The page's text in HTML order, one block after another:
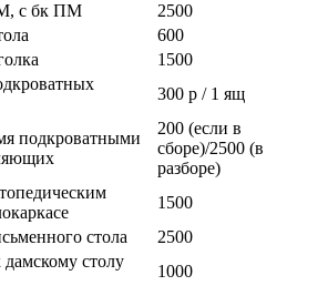
с бк ПМ
2500
600
1500
300 р / 1 ящ
подкроватными
200 (если в
сборе)/2500 (в
разборе)
1500
стола
2500
дамскому столу
1000